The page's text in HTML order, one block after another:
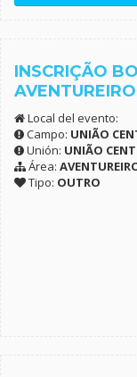
INSCRIÇÃO
Local del evento:
Campo: UNIÃO
Unión: UNIÃO
Área:
Tipo: OUTRO